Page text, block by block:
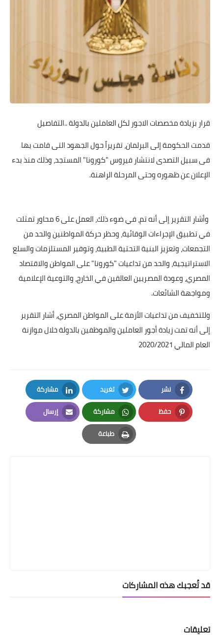
قرار بزيادة مخصصات الاجور لكل العاملين بالدولة ..التفاصيل
قدمت الحكومة إلى البرلمان، تقريراً حول الجهود التى قامت بها
فى سبيل التصدى لانتشار فيروس "كورونا" المستجد، وذلك منذ بدء
الإعلان عن ظهوره وحتى المرحلة الراهنة.
وأشار التقرير إلى أنه تم، في ضوء ذلك، العمل على 6 محاور تمثلت
في تطبيق الإجراءات الوقائية، وحظر حركة المواطنين والحد من
التجمعات، وتعزيز البنية التحتية الطبية، وتوفير المستلزمات والسلع
الاستراتيجية، والحد من تداعيات "كورونا" على المواطن والاقتصاد
المصري، وعودة المصريين العالقين في الخارج، والتوعية الإعلامية
ومواجهة الشائعات.
وللتخفيف من تداعيات الأزمة على المواطن المصري، أشار التقرير
إلى أنه تمت زيادة أجور العاملين والموظفين بالدولة خلال موازنة
العام المالي 2020/2021
نشر
Facebook
تغريد
Twitter
مشاركة
LinkedIn
حفظ
Pinterest
مشاركة
Whatsapp
إرسال
Email
طباعة
Print
قد تُعجبك هذه المشاركات
تعليقات